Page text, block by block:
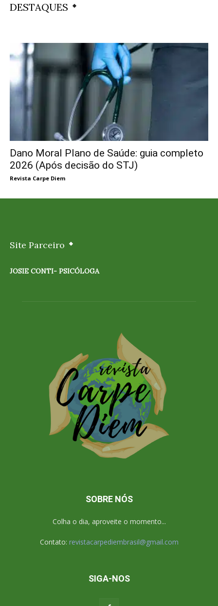
DESTAQUES
Dano Moral Plano de Saúde: guia completo
2026 (Após decisão do STJ)
Revista Carpe Diem
Site Parceiro
JOSIE CONTI- PSICÓLOGA
SOBRE NÓS
Colha o dia, aproveite o momento...
Contato: revistacarpediembrasil@gmail.com
SIGA-NOS